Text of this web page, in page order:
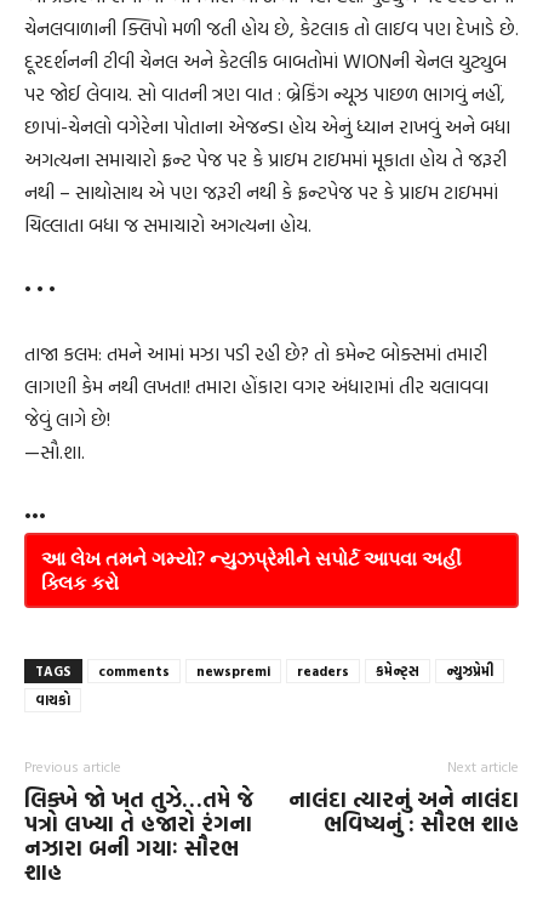
ચેનલવાળાની ક્લિપો મળી જતી હોય છે, કેટલાક તો લાઇવ પણ દેખાડે છે.
દૂરદર્શનની ટીવી ચેનલ અને કેટલીક બાબતોમાં WIONની ચેનલ યુટ્યુબ
પર જોઈ લેવાય. સો વાતની ત્રણ વાત : બ્રેકિંગ ન્યૂઝ પાછળ ભાગવું નહીં,
છાપાં-ચેનલો વગેરેના પોતાના એજન્ડા હોય એનું ધ્યાન રાખવું અને બધા
અગત્યના સમાચારો ફ્રન્ટ પેજ પર કે પ્રાઇમ ટાઇમમાં મૂકાતા હોય તે જરૂરી
નથી – સાથોસાથ એ પણ જરૂરી નથી કે ફ્રન્ટપેજ પર કે પ્રાઇમ ટાઇમમાં
ચિલ્લાતા બધા જ સમાચારો અગત્યના હોય.
• • •
તાજા કલમ: તમને આમાં મઝા પડી રહી છે? તો કમેન્ટ બોક્સમાં તમારી
લાગણી કેમ નથી લખતા! તમારા હોંકારા વગર અંધારામાં તીર ચલાવવા
જેવું લાગે છે!
—સૌ.શા.
•••
આ લેખ તમને ગમ્યો? ન્યુઝપ્રેમીને સપોર્ટ આપવા અહીં
ક્લિક કરો
TAGS comments newspremi readers કમેન્ટ્સ
ન્યુઝપ્રેમી
વાચકો
Previous article
લિક્ખે જો ખત તુઝે…તમે જે
પત્રો લખ્યા તે હજારો રંગના
નઝારા બની ગયાઃ સૌરભ
શાહ
Next article
નાલંદા ત્યારનું અને નાલંદા
ભવિષ્યનું : સૌરભ શાહ